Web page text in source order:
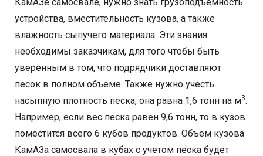
устройства, вместительность кузова, а также
влажность сыпучего материала. Эти знания
необходимы заказчикам, для того чтобы быть
уверенным в том, что подрядчики доставляют
песок в полном объеме. Также нужно учесть
насыпную плотность песка, она равна 1,6 тонн на м3.
Например, если вес песка равен 9,6 тонн, то в кузов
поместится всего 6 кубов продуктов. Объем кузова
КамАЗа самосвала в кубах с учетом песка будет